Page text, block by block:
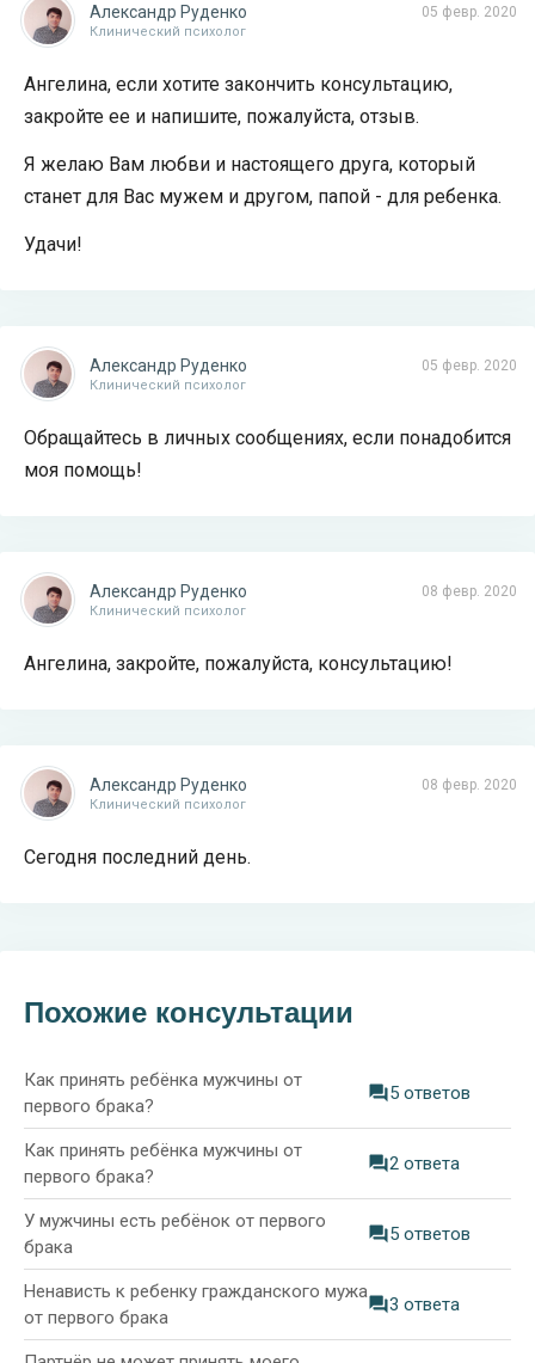
05 февр. 2020
Александр Руденко
Клинический психолог
Ангелина, если хотите закончить консультацию,
закройте ее и напишите, пожалуйста, отзыв.
Я желаю Вам любви и настоящего друга, который
станет для Вас мужем и другом, папой - для ребенка.
Удачи!
05 февр. 2020
Александр Руденко
Клинический психолог
Обращайтесь в личных сообщениях, если понадобится
моя помощь!
08 февр. 2020
Александр Руденко
Клинический психолог
Ангелина, закройте, пожалуйста, консультацию!
08 февр. 2020
Александр Руденко
Клинический психолог
Сегодня последний день.
Похожие консультации
Как принять ребёнка мужчины от
первого брака?
5 ответов
Как принять ребёнка мужчины от
первого брака?
2 ответа
У мужчины есть ребёнок от первого
брака
5 ответов
Ненависть к ребенку гражданского мужа
от первого брака
3 ответа